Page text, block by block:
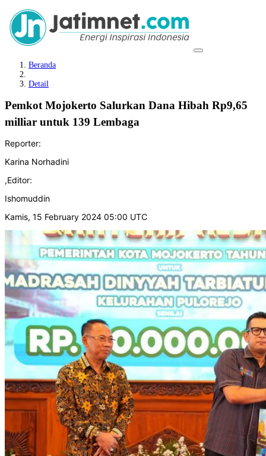
Beranda
Detail
Pemkot Mojokerto Salurkan Dana Hibah Rp9,65
milliar untuk 139 Lembaga
Reporter:
Karina Norhadini
,Editor:
Ishomuddin
Kamis, 15 February 2024 05:00 UTC